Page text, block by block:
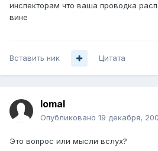
инспекторам что ваша проводка
вине
Вставить ник Цитата
lomal
Опубликовано 19 декабря,
Это вопрос или мысли вслух?